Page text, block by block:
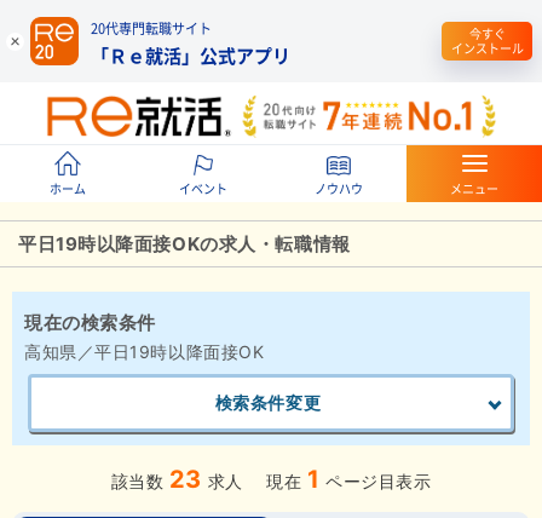
20代専門転職サイト
「Ｒｅ就活」公式アプリ
今すぐ
インストール
ホーム イベント ノウハウ メニュー
平日19時以降面接OKの求人・転職情報
現在の検索条件
高知県／平日19時以降面接OK
検索条件変更
該当数 23 求人 現在 1 ページ目表示